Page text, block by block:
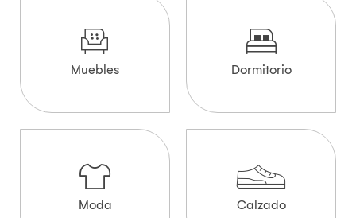
Muebles Dormitorio
Moda Calzado